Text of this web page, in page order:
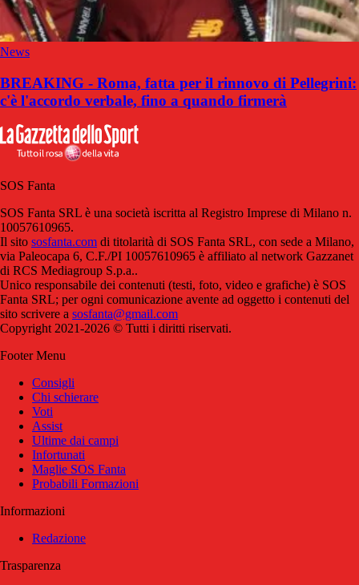
News
BREAKING - Roma, fatta per il rinnovo di Pellegrini:
c'è l'accordo verbale, fino a quando firmerà
SOS Fanta
SOS Fanta SRL è una società iscritta al Registro Imprese di Milano n.
10057610965.
Il sito sosfanta.com di titolarità di SOS Fanta SRL, con sede a Milano,
via Paleocapa 6, C.F./PI 10057610965 è affiliato al network Gazzanet
di RCS Mediagroup S.p.a..
Unico responsabile dei contenuti (testi, foto, video e grafiche) è SOS
Fanta SRL; per ogni comunicazione avente ad oggetto i contenuti del
sito scrivere a sosfanta@gmail.com
Copyright 2021-2026 © Tutti i diritti riservati.
Footer Menu
Consigli
Chi schierare
Voti
Assist
Ultime dai campi
Infortunati
Maglie SOS Fanta
Probabili Formazioni
Informazioni
Redazione
Trasparenza